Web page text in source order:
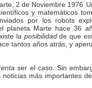
y matemáticos
por los robots
planeta Marte hace 36
la posibilidadde que
tantos años atrás, y
ser el caso. Sin
más importantes